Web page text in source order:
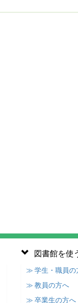
図書館を使
≫ 学生・職員の
≫ 教員の方へ
≫ 卒業生の方へ